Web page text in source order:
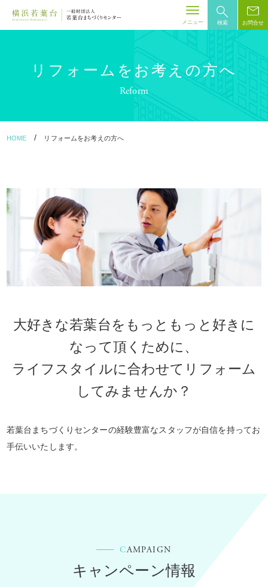
メニュー 検索 お問合せ
リフォームをお考えの方へ
Reform
HOME / リフォームをお考えの方へ
大好きな若葉台をもっともっと好きに
なって頂くために、
ライフスタイルに合わせてリフォーム
してみませんか？
若葉台まちづくりセンターの経験豊富なスタッフが自信を持ってお
手伝いいたします。
CAMPAIGN
キャンペーン情報